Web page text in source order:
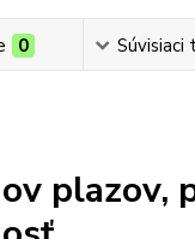
0 Súvisiaci
plazov,